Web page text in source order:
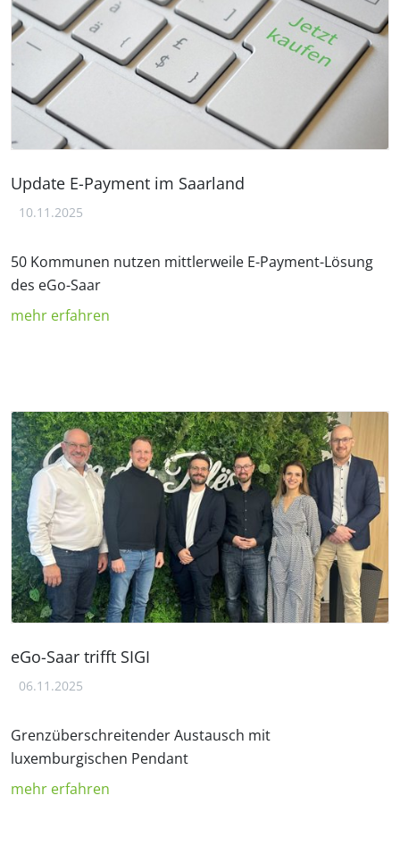
Update E-Payment im Saarland
10.11.2025
50 Kommunen nutzen mittlerweile E-Payment-Lösung
des eGo-Saar
mehr erfahren
eGo-Saar trifft SIGI
06.11.2025
Grenzüberschreitender Austausch mit
luxemburgischen Pendant
mehr erfahren